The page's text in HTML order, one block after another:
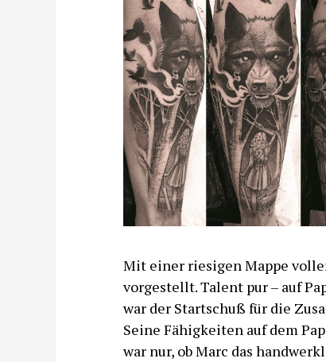
Mit einer riesigen Mappe
vorgestellt. Talent pur – auf
war der Startschuß für die
Seine Fähigkeiten auf dem
war nur, ob Marc das